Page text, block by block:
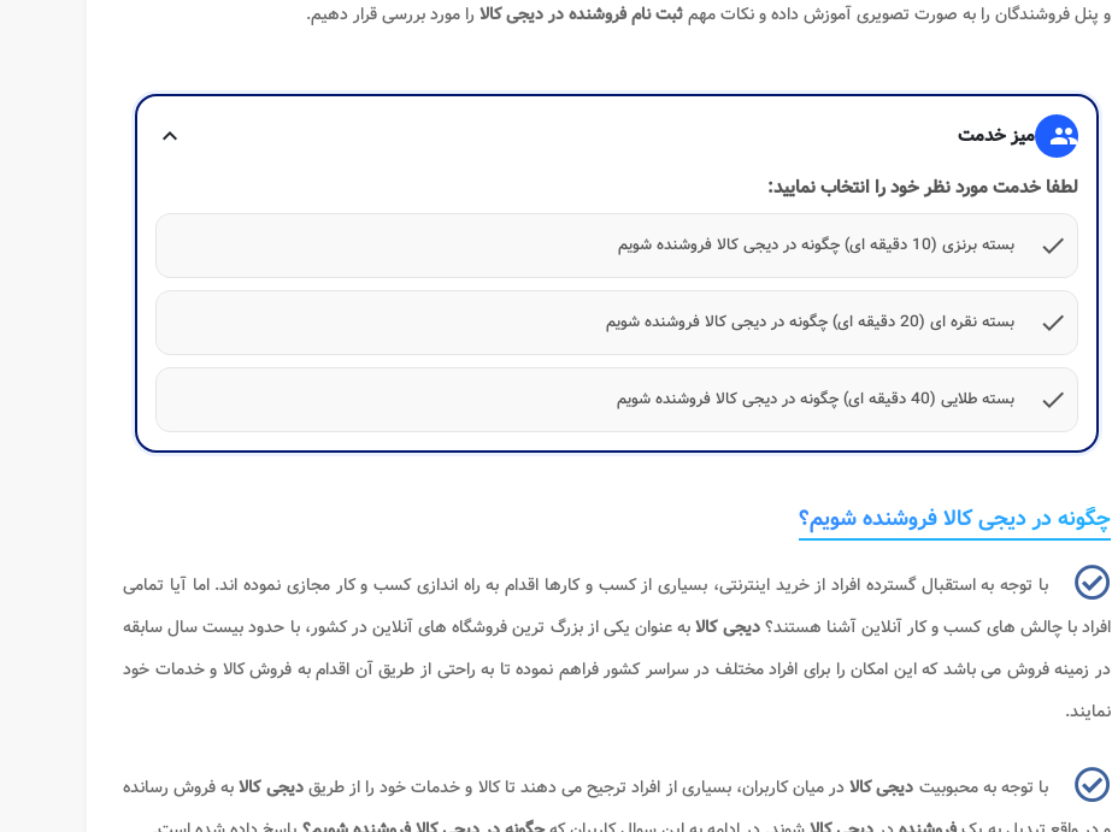
و پنل فروشندگان را به صورت تصویری آموزش داده و نکات مهمثبت نام فروشنده در دیجی کالا را مورد بررسی قرار دهیم.
group میز خدمت
expand_more
لطفا خدمت مورد نظر خود را انتخاب نمایید:
check
بسته برنزی (10 دقیقه ای) چگونه در دیجی کالا فروشنده شویم
check بسته نقره ای (20 دقیقه ای) چگونه در دیجی کالا فروشنده شویم
check بسته طلایی (40 دقیقه ای) چگونه در دیجی کالا فروشنده شویم
چگونه در دیجی کالا فروشنده شویم؟
با توجه به استقبال گسترده افراد از خرید اینترنتی، بسیاری از کسب و کارها اقدام به راه اندازی کسب و کار مجازی نموده اند. اما آیا تمامی
افراد با چالش های کسب و کار آنلاین آشنا هستند؟دیجی کالابه عنوان یکی از بزرگ ترین فروشگاه های آنلاین در کشور، با حدود بیست سال سابقه
در زمینه فروش می باشد که این امکان را برای افراد مختلف در سراسر کشور فراهم نموده تا به راحتی از طریق آن اقدام به فروش کالا و خدمات خود
نمایند.
با توجه به محبوبیت دیجی کالادر میان کاربران، بسیاری از افراد ترجیح می دهند تا کالا و خدمات خود را از طریقدیجی کالابه فروش رسانده